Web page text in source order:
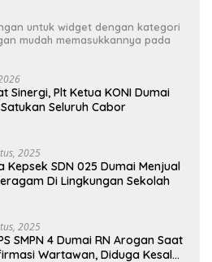
untuk widget dengan kategori
mudah memasukkannya pada
Sinergi, Plt Ketua KONI Dumai
Seluruh Cabor
2025
Kepsek SDN 025 Dumai Menjual
Di Lingkungan Sekolah
2025
SMPN 4 Dumai RN Arogan Saat
Wartawan, Diduga Kesal